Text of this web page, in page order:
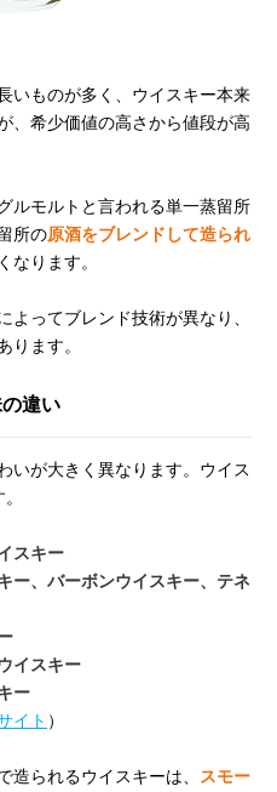
いものが多く、ウイスキー本来
、希少価値の高さから値段が高
ルモルトと言われる単一蒸留所
所の原酒をブレンドして造られ
なります。
よってブレンド技術が異なり、
ります。
違い
いが大きく異なります。ウイス
スキー
ー、バーボンウイスキー、テネ
イスキー
ー
イト ）
造られるウイスキーは、
スモー